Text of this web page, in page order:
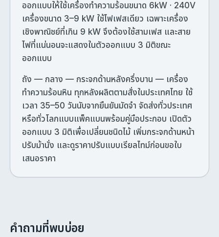
ออกแบบให้ใช้เครื่องทำความร้อนขนาด 6kW · 240V
เครื่องขนาด 3–9 kW ใช้ไฟเฟสเดียว เฉพาะเครื่อง
เชิงพาณิชย์ที่เกิน 9 kW จึงต้องใช้สามเฟส และสาย
ไฟที่แน่นอนจะแสดงในตัวออกแบบ 3 มิติขณะ
ออกแบบ
ถัง — กลาง — กระจกด้านหลังครึ่งบาน — เครื่อง
ทำความร้อนหิน ทุกหลังผลิตตามสั่งในประเทศไทย ใช้
เวลา 35–50 วันนับจากยืนยันมัดจำ จัดส่งทั่วประเทศ
หรือทั่วโลกแบบแพ็คแบนพร้อมคู่มือประกอบ เปิดตัว
ออกแบบ 3 มิติเพื่อเปลี่ยนชนิดไม้ เพิ่มกระจกด้านหน้า
ปรับม้านั่ง และดูราคาปรับแบบเรียลไทม์ก่อนขอใบ
เสนอราคา
คำถามที่พบบ่อย